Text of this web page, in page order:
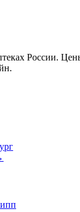
России.